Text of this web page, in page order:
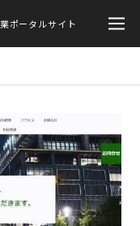
ポータルサイト